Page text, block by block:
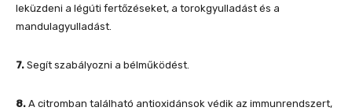
leküzdeni a légúti fertőzéseket, a torokgyulladást és a
mandulagyulladást.
7. Segít szabályozni a bélműködést.
8. A citromban található antioxidánsok védik az immunrendszert,